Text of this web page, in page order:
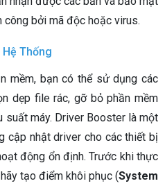
bởi mã độc hoặc virus.
Thống
mềm, bạn có thể sử dụng các
dẹp file rác, gỡ bỏ phần mềm
suất máy. Driver Booster là một
cập nhật driver cho các thiết bị
động ổn định. Trước khi thực
tạo điểm khôi phục (System